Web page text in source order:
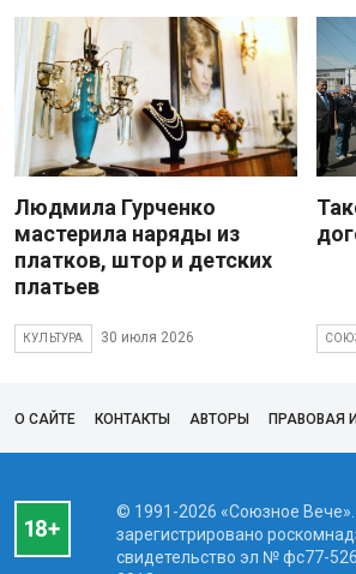
Людмила Гурченко
мастерила наряды из
платков, штор и детских
платьев
КУЛЬТУРА 30 июля 2026
О САЙТЕ КОНТАКТЫ АВТОРЫ ПРАВОВАЯ
© 1991-2026 «Союзное
зарегистрировано
свидетельство эл № фc77-